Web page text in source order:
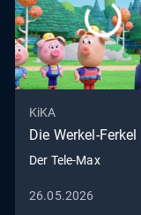
KiKA
Die Werkel-Ferkel
Der Tele-Max
26.05.2026